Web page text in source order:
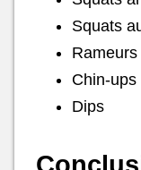
Squats
Chin-ups
Dips